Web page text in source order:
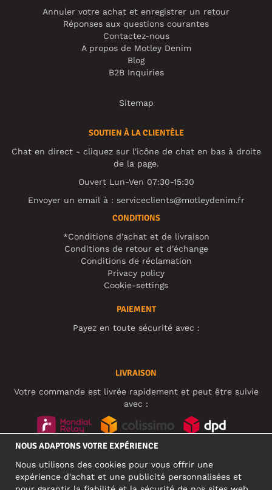
Annuler votre achat et enregistrer un retour
Réponses aux questions courantes
Contactez-nous
A propos de Motley Denim
Blog
B2B Inquiries
Sitemap
SOUTIEN À LA CLIENTÈLE
Chat en direct - cliquez sur l'icône de chat en bas à droite
de la page.
Ouvert Lun-Ven 07:30-15:30
Envoyer un email à : serviceclients@motleydenim.fr
CONDITIONS
*Conditions d'achat et de livraison
Conditions de retour et d'échange
Conditions de réclamation
Privacy policy
Cookie-settings
PAIEMENT
Payez en toute sécurité avec :
LIVRAISON
Votre commande est livrée rapidement et peut être suivie
avec :
NOUS ADAPTONS VOTRE EXPÉRIENCE
Nous utilisons des cookies pour vous offrir une
expérience d'achat et une publicité personnalisées et